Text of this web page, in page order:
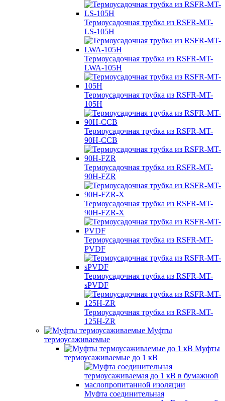
Термоусадочная трубка из RSFR-MT-
LS-105H
Термоусадочная трубка из RSFR-MT-
LWA-105H
Термоусадочная трубка из RSFR-MT-
105H
Термоусадочная трубка из RSFR-MT-
90H-CCB
Термоусадочная трубка из RSFR-MT-
90H-FZR
Термоусадочная трубка из RSFR-MT-
90H-FZR-X
Термоусадочная трубка из RSFR-MT-
PVDF
Термоусадочная трубка из RSFR-MT-
sPVDF
Термоусадочная трубка из RSFR-MT-
125H-ZR
Муфты
термоусаживаемые
Муфты
термоусаживаемые до 1 кВ
Муфта соединительная